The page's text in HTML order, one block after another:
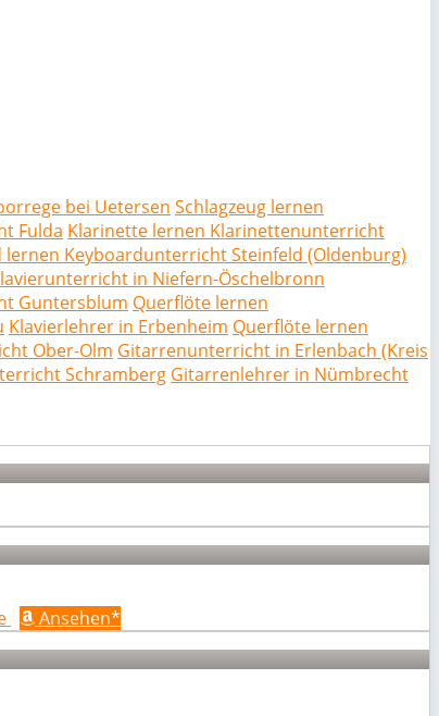
bei Uetersen Schlagzeug lernen
Fulda Klarinette lernen Klarinettenunterricht
lernen Keyboardunterricht Steinfeld (Oldenburg)
in Niefern-Öschelbronn
Guntersblum Querflöte lernen
Klavierlehrer in Erbenheim Querflöte lernen
Ober-Olm Gitarrenunterricht in Erlenbach (Kreis
Schramberg Gitarrenlehrer in Nümbrecht
Ansehen*